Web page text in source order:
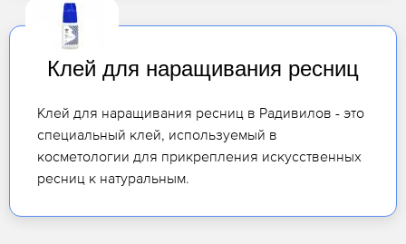
Клей для наращивания ресниц
Клей для наращивания ресниц в Радивилов - это
специальный клей, используемый в
косметологии для прикрепления искусственных
ресниц к натуральным.